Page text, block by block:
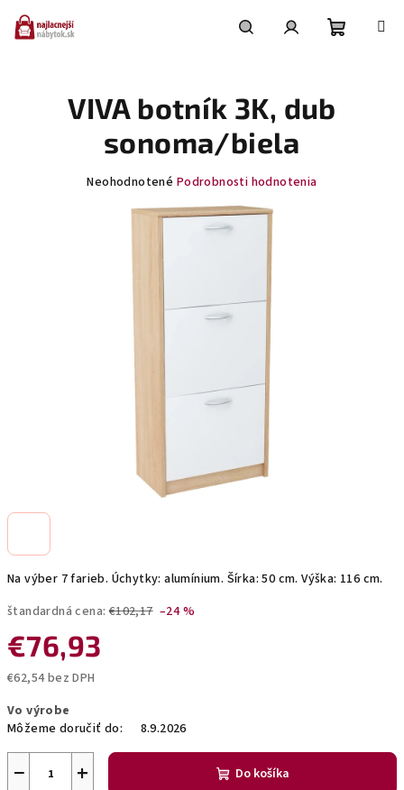
obsah
Na výber 7 farieb. Úchytky: alumínium. Šírka: 50 cm. Výška: 116 cm.
štandardná cena: €102,17 –24 %
€76,93
€62,54 bez DPH
cena:
Vo výrobe
Môžeme doručiť do:
8.9.2026
+
− Do košíka
VIVA botník 3K, dub
sonoma/biela
Priemerné
produktu
Neohodnotené Podrobnosti hodnotenia